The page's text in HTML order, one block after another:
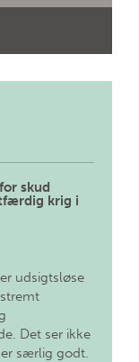
skud
krig i
udsigtsløse
Det ser ikke
særlig godt.